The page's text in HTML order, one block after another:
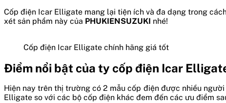
Cốp điện Icar Elligate mang lại tiện ích và đa dạng trong
xét sản phẩm này của PHUKIENSUZUKI nhé!
Cốp điện Icar Elligate chính hãng giá tốt
Điểm nổi bật của ty cốp điện Icar
Hiện nay trên thị trường có 2 mẫu cốp điện được nhiều
Elligate so với các bộ cốp điện khác đem đến các ưu điểm